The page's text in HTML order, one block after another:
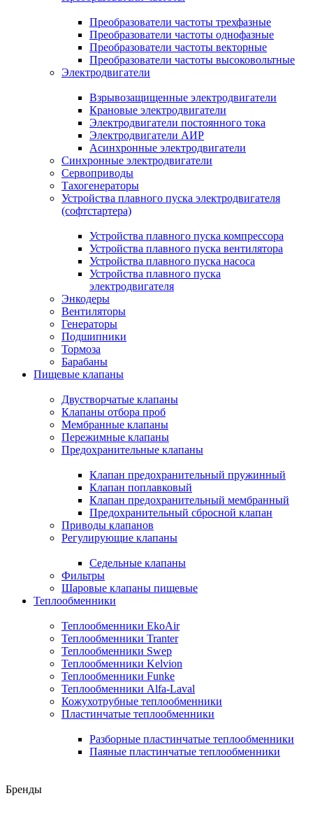
Преобразователи частоты трехфазные
Преобразователи частоты однофазные
Преобразователи частоты векторные
Преобразователи частоты высоковольтные
Электродвигатели
Взрывозащищенные электродвигатели
Крановые электродвигатели
Электродвигатели постоянного тока
Электродвигатели АИР
Асинхронные электродвигатели
Синхронные электродвигатели
Сервоприводы
Тахогенераторы
Устройства плавного пуска электродвигателя
(софтстартера)
Устройства плавного пуска компрессора
Устройства плавного пуска вентилятора
Устройства плавного пуска насоса
Устройства плавного пуска
электродвигателя
Энкодеры
Вентиляторы
Генераторы
Подшипники
Тормоза
Барабаны
Пищевые клапаны
Двустворчатые клапаны
Клапаны отбора проб
Мембранные клапаны
Пережимные клапаны
Предохранительные клапаны
Клапан предохранительный пружинный
Клапан поплавковый
Клапан предохранительный мембранный
Предохранительный сбросной клапан
Приводы клапанов
Регулирующие клапаны
Седельные клапаны
Фильтры
Шаровые клапаны пищевые
Теплообменники
Теплообменники EkoAir
Теплообменники Tranter
Теплообменники Swep
Теплообменники Kelvion
Теплообменники Funke
Теплообменники Alfa-Laval
Кожухотрубные теплообменники
Пластинчатые теплообменники
Разборные пластинчатые теплообменники
Паяные пластинчатые теплообменники
Бренды